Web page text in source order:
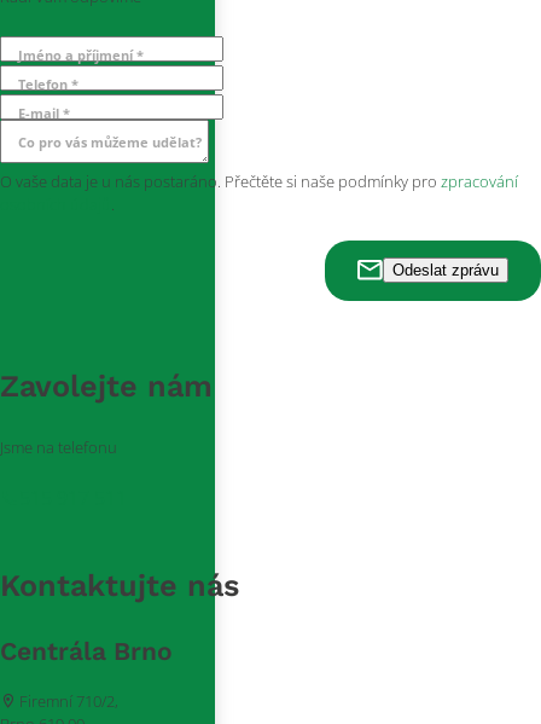
Jméno a příjmení *
Telefon *
E-mail *
Co pro vás můžeme udělat?
O vaše data je u nás postaráno. Přečtěte si naše podmínky pro zpracování
.
Zavolejte nám
Jsme na telefonu
Kontaktujte nás
Centrála Brno
Firemní 710/2,